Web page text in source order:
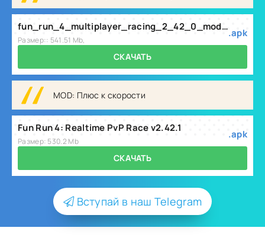
fun_run_4_multiplayer_racing_2_42_0_mod.apk
Размер:: 541.51 Mb,
.apk
СКАЧАТЬ
MOD: Плюс к скорости
Fun Run 4: Realtime PvP Race v2.42.1
Размер: 530.2 Mb
.apk
СКАЧАТЬ
Вступай в наш Telegram